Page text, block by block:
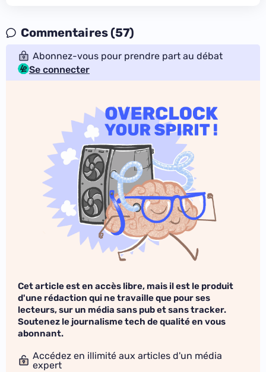
Commentaires (57)
Abonnez-vous pour prendre part au débat
Se connecter
Cet article est en accès libre, mais il est le produit
d'une rédaction qui ne travaille que pour ses
lecteurs, sur un média sans pub et sans tracker.
Soutenez le journalisme tech de qualité en vous
abonnant.
Accédez en illimité aux articles d'un média
expert